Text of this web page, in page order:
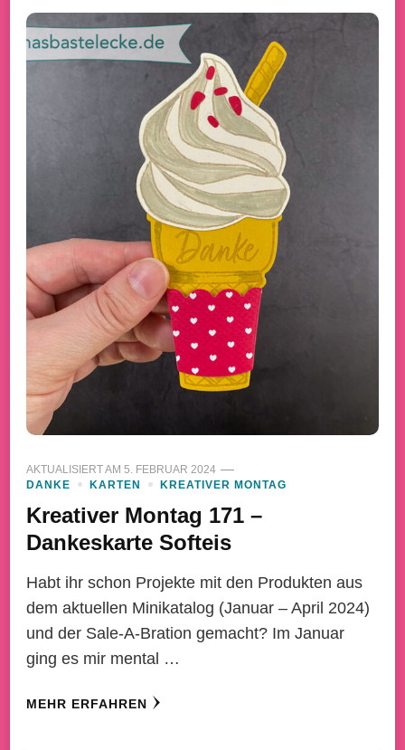
AKTUALISIERT AM 5. FEBRUAR 2024
DANKE
KARTEN KREATIVER MONTAG
Kreativer Montag 171 –
Dankeskarte Softeis
Habt ihr schon Projekte mit den Produkten aus
dem aktuellen Minikatalog (Januar – April 2024)
und der Sale-A-Bration gemacht? Im Januar
ging es mir mental …
MEHR ERFAHREN